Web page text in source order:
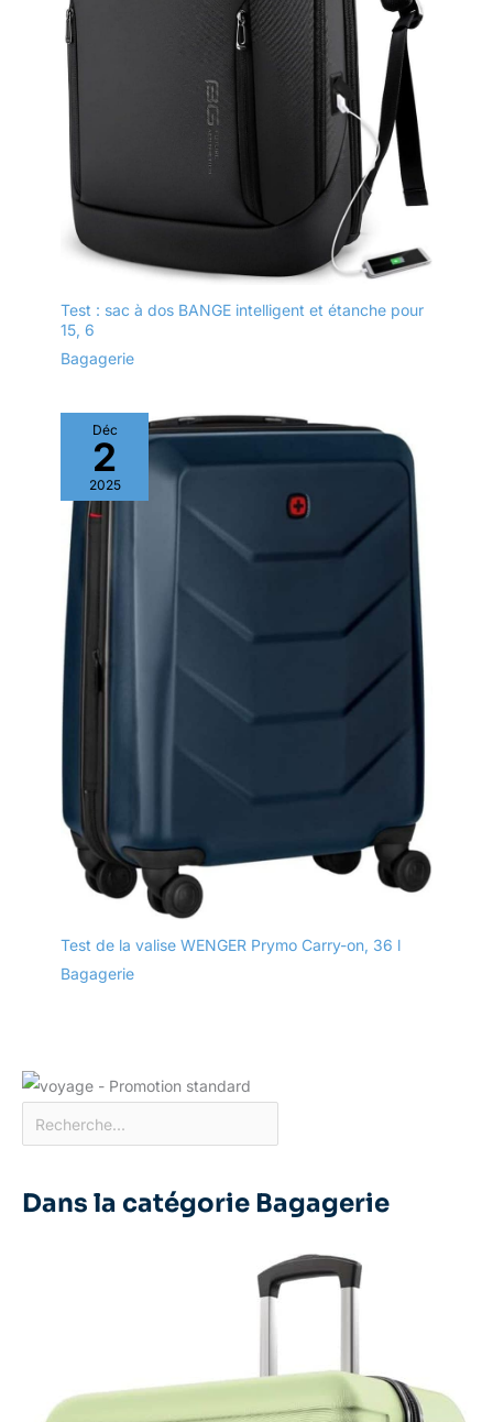
Test : sac à dos BANGE intelligent et étanche pour
15, 6
Bagagerie
Déc
2
2025
Test de la valise WENGER Prymo Carry-on, 36 l
Bagagerie
Dans la catégorie Bagagerie